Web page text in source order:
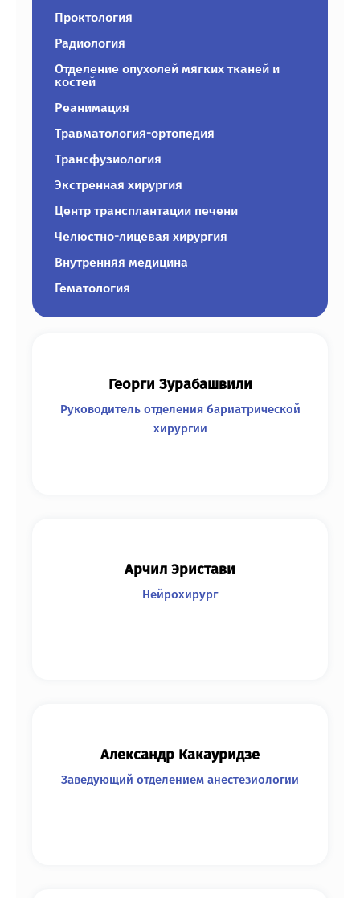
Проктология
Радиология
Отделение опухолей мягких тканей и
костей
Реанимация
Травматология-ортопедия
Трансфузиология
Экстренная хирургия
Центр трансплантации печени
Челюстно-лицевая хирургия
Внутренняя медицина
Гематология
Георги Зурабашвили
Руководитель отделения бариатрической
хирургии
Арчил Эристави
Нейрохирург
Александр Какауридзе
Заведующий отделением анестезиологии